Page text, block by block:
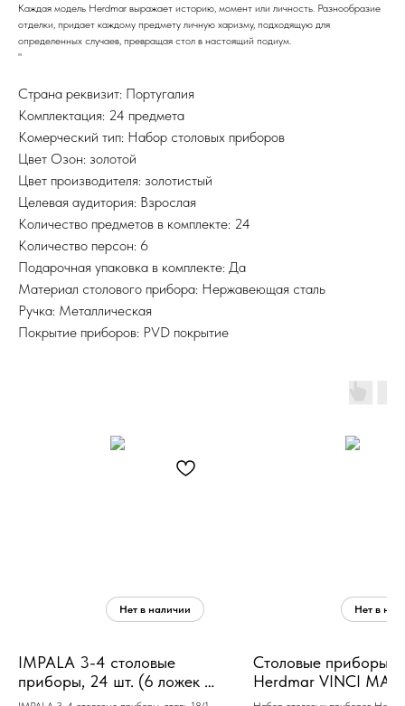
Каждая модель Herdmar выражает историю, момент или личность. Разнообразие
отделки, придает каждому предмету личную харизму, подходящую для
определенных случаев, превращая стол в настоящий подиум.
"
Страна реквизит: Португалия
Комплектация: 24 предмета
Комерческий тип: Набор столовых приборов
Цвет Озон: золотой
Цвет производителя: золотистый
Целевая аудитория: Взрослая
Количество предметов в комплекте: 24
Количество персон: 6
Подарочная упаковка в комплекте: Да
Материал столового прибора: Нержавеющая сталь
Ручка: Металлическая
Покрытие приборов: PVD покрытие
IMPALA 3-4 столовые
приборы, 24 шт. (6 ложек +
6 вилок + 6 ножей + 6
Столовые приборы
Herdmar VINCI MAT
COPPER 131, сталь